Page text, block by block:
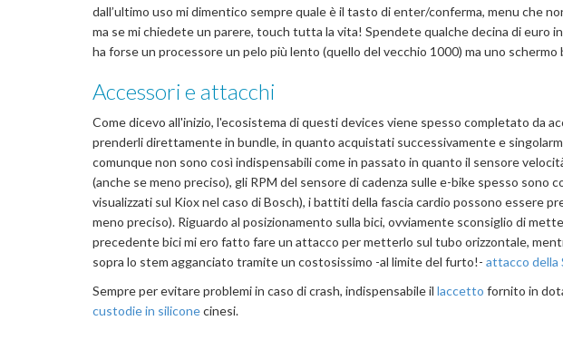
dall’ultimo uso mi dimentico sempre quale è il tasto di enter/conferma, menu che
ma se mi chiedete un parere, touch tutta la vita! Spendete qualche decina di euro
ha forse un processore un pelo più lento (quello del vecchio 1000) ma uno schermo
Accessori e attacchi
Come dicevo all'inizio, l'ecosistema di questi devices viene spesso completato da
prenderli direttamente in bundle, in quanto acquistati successivamente e
comunque non sono così indispensabili come in passato in quanto il sensore
(anche se meno preciso), gli RPM del sensore di cadenza sulle e-bike spesso sono
visualizzati sul Kiox nel caso di Bosch), i battiti della fascia cardio possono essere
meno preciso). Riguardo al posizionamento sulla bici, ovviamente sconsiglio di
precedente bici mi ero fatto fare un attacco per metterlo sul tubo orizzontale,
sopra lo stem agganciato tramite un costosissimo -al limite del furto!- attacco della
Sempre per evitare problemi in caso di crash, indispensabile il laccetto fornito in
custodie in siliconecinesi.